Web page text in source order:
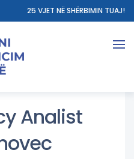
25 VJET NË SHËRBIMIN TUAJ!
Analist